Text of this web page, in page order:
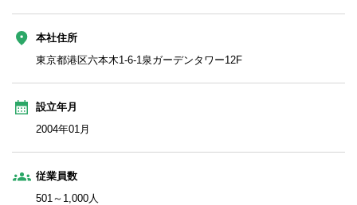
本社住所
東京都港区六本木1-6-1泉ガーデンタワー12F
設立年月
2004年01月
従業員数
501～1,000人